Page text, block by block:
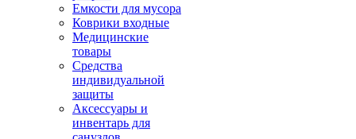
Емкости для мусора
Коврики входные
Медицинские
товары
Средства
индивидуальной
защиты
Аксессуары и
инвентарь для